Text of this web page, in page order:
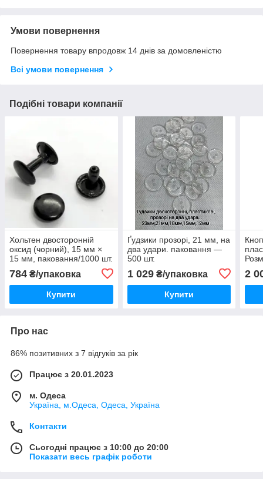
Умови повернення
Повернення товару впродовж 14 днів за домовленістю
Всі умови повернення
Подібні товари компанії
Хольтен двосторонній
оксид (чорний), 15 мм ×
15 мм, паковання/1000 шт.
784 ₴/упаковка
Купити
Ґудзики прозорі, 21 мм, на
два удари. паковання —
500 шт.
1 029₴/упаковка
Купити
2
Про нас
86% позитивних з 7 відгуків за рік
Працює з 20.01.2023
м. Одеса
Україна, м.Одеса, Одеса, Україна
Контакти
Сьогодні працює з 10:00 до 20:00
Показати весь графік роботи